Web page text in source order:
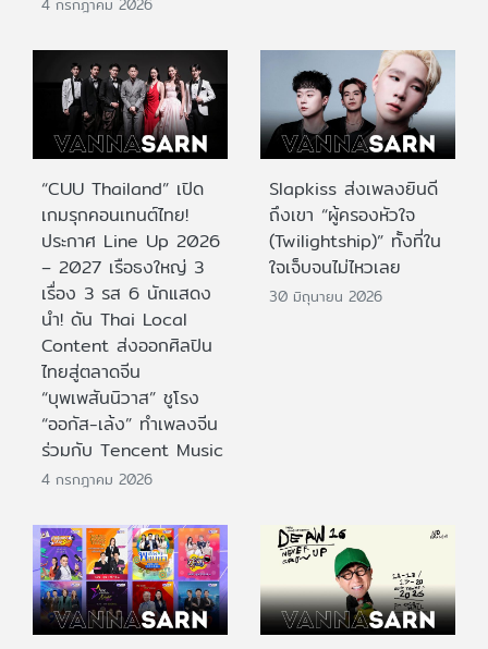
“CUU Thailand” เปิด
เกมรุกคอนเทนต์ไทย!
ประกาศ Line Up 2026
– 2027 เรือธงใหญ่ 3
เรื่อง 3 รส 6 นักแสดง
นำ! ดัน Thai Local
Content ส่งออกศิลปิน
ไทยสู่ตลาดจีน
“บุพเพสันนิวาส” ชูโรง
“ออกัส-เล้ง” ทำเพลงจีน
ร่วมกับ Tencent Music
4 กรกฎาคม 2026
Slapkiss ส่งเพลงยินดี
ถึงเขา “ผู้ครองหัวใจ
(Twilightship)” ทั้งที่ใน
ใจเจ็บจนไม่ไหวเลย
30 มิถุนายน 2026